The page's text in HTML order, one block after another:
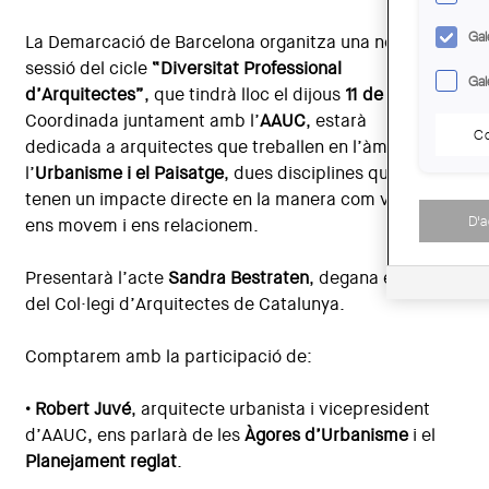
La Demarcació de Barcelona organitza una nova
sessió del cicle “Diversitat Professional
d’Arquitectes”, que tindrà lloc el dijous 11 de juny
Coordinada juntament amb l’AAUC, estarà
dedicada a arquitectes que treballen en l’àmbit de
l’Urbanisme i el Paisatge, dues disciplines que
tenen un impacte directe en la manera com vivim,
ens movem i ens relacionem.
Presentarà l’acte Sandra Bestraten, degana electa
del Col·legi d’Arquitectes de Catalunya.
Comptarem amb la participació de:
• Robert Juvé, arquitecte urbanista i vicepresident
d’AAUC, ens parlarà de lesÀgores d’Urbanismei el
Planejament reglat.